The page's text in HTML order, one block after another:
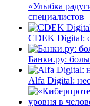
«Улыбка
специалистов
CDEK Digital:
Банки.ру:
Alfa Digital: